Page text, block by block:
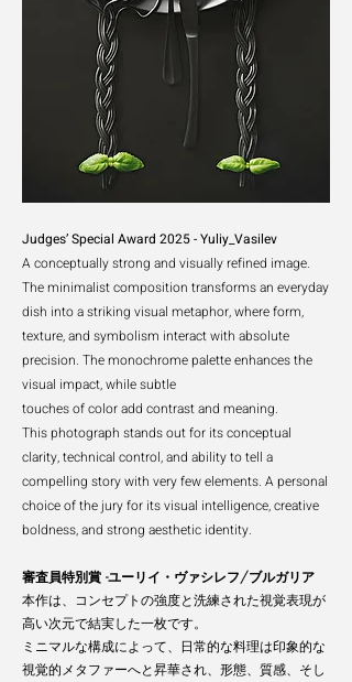
Judges’ Special Award 2025 - Yuliy_Vasilev
A conceptually strong and visually refined image.
The minimalist composition transforms an everyday
dish into a striking visual metaphor, where form,
texture, and symbolism interact with absolute
precision. The monochrome palette enhances the
visual impact, while subtle
touches of color add contrast and meaning.
This photograph stands out for its conceptual
clarity, technical control, and ability to tell a
compelling story with very few elements. A personal
choice of the jury for its visual intelligence, creative
boldness, and strong aesthetic identity.
審査員特別賞 -ユーリイ・ヴァシレフ/ブルガリア
本作は、コンセプトの強度と洗練された視覚表現が
高い次元で結実した一枚です。
ミニマルな構成によって、日常的な料理は印象的な
視覚的メタファーへと昇華され、形態、質感、そし